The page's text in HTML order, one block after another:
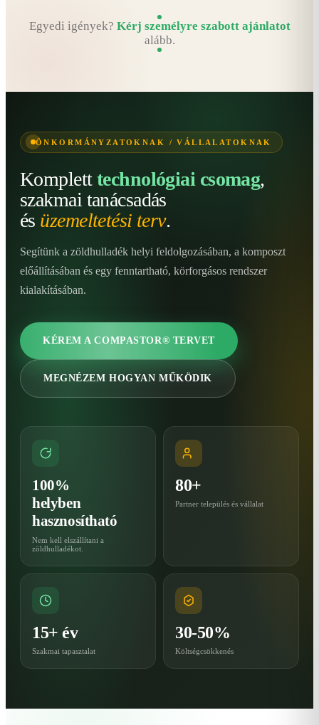
Egyedi igények? Kérj személyre szabott ajánlatot
alább.
ÖNKORMÁNYZATOKNAK / VÁLLALATOKNAK
Kompletttechnológiai csomag,
szakmai tanácsadás
és üzemeltetési terv.
Segítünk a zöldhulladék helyi feldolgozásában, a komposzt
előállításában és egy fenntartható, körforgásos rendszer
kialakításában.
KÉREM A COMPASTOR® TERVET
MEGNÉZEM HOGYAN MŰKÖDIK
100%
helyben
hasznosítható
Nem kell elszállítani a
zöldhulladékot.
80+
Partner település és vállalat
15+ év
Szakmai tapasztalat
30-50%
Költségcsökkenés